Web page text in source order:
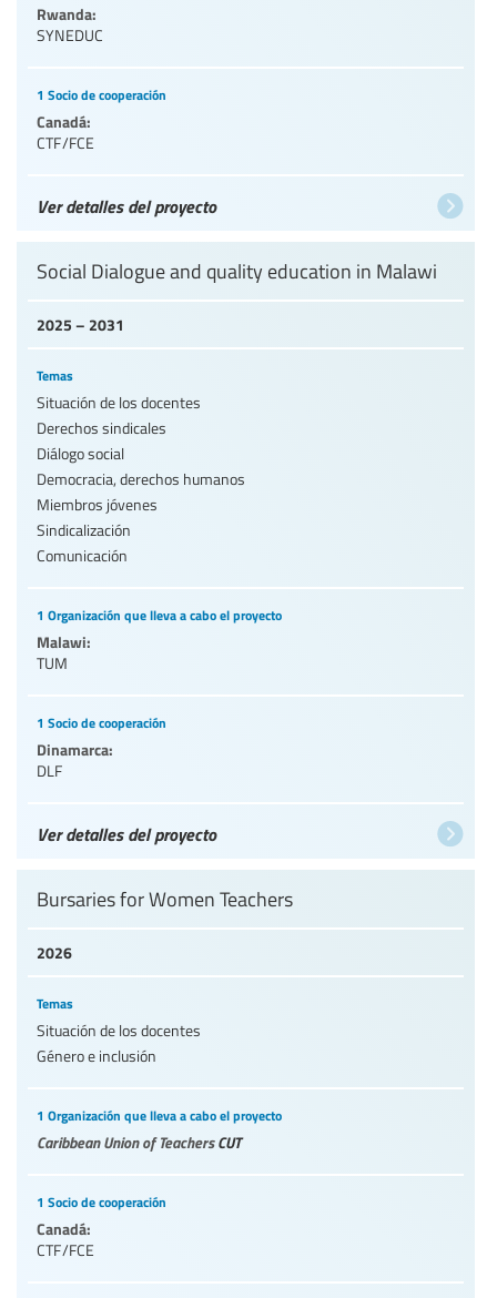
Rwanda:
SYNEDUC
1 Socio de cooperación
Canadá:
CTF/FCE
Ver detalles del proyecto
2025 – 2031
Social Dialogue and quality education in Malawi
Temas
Situación de los docentes
Derechos sindicales
Diálogo social
Democracia, derechos humanos
Miembros jóvenes
Sindicalización
Comunicación
1 Organización que lleva a cabo el proyecto
Malawi:
TUM
1 Socio de cooperación
Dinamarca:
DLF
Ver detalles del proyecto
2026
Bursaries for Women Teachers
Temas
Situación de los docentes
Género e inclusión
1 Organización que lleva a cabo el proyecto
Caribbean Union of TeachersCUT
1 Socio de cooperación
Canadá:
CTF/FCE